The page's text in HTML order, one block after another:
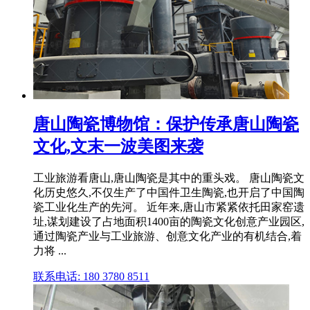
唐山陶瓷博物馆：保护传承唐山陶瓷
文化,文末一波美图来袭
工业旅游看唐山,唐山陶瓷是其中的重头戏。 唐山陶瓷文
化历史悠久,不仅生产了中国件卫生陶瓷,也开启了中国陶
瓷工业化生产的先河。 近年来,唐山市紧紧依托田家窑遗
址,谋划建设了占地面积1400亩的陶瓷文化创意产业园区,
通过陶瓷产业与工业旅游、创意文化产业的有机结合,着
力将 ...
联系电话: 180 3780 8511